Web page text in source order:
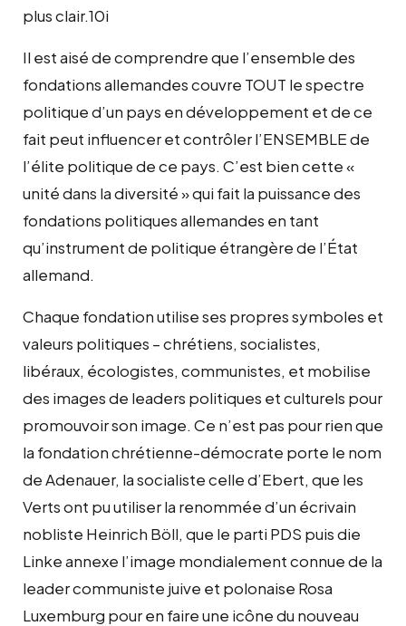
plus clair.10i
Il est aisé de comprendre que l’ensemble des
fondations allemandes couvre TOUT le spectre
politique d’un pays en développement et de ce
fait peut influencer et contrôler l’ENSEMBLE de
l’élite politique de ce pays. C’est bien cette «
unité dans la diversité » qui fait la puissance des
fondations politiques allemandes en tant
qu’instrument de politique étrangère de l’État
allemand.
Chaque fondation utilise ses propres symboles et
valeurs politiques – chrétiens, socialistes,
libéraux, écologistes, communistes, et mobilise
des images de leaders politiques et culturels pour
promouvoir son image. Ce n’est pas pour rien que
la fondation chrétienne-démocrate porte le nom
de Adenauer, la socialiste celle d’Ebert, que les
Verts ont pu utiliser la renommée d’un écrivain
nobliste Heinrich Böll, que le parti PDS puis die
Linke annexe l’image mondialement connue de la
leader communiste juive et polonaise Rosa
Luxemburg pour en faire une icône du nouveau